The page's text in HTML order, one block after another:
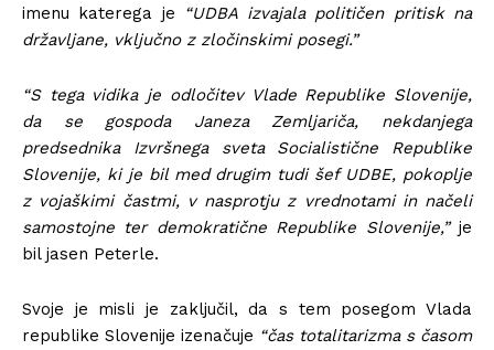
imenu katerega je “UDBA izvajala političen pritisk na
državljane, vključno z zločinskimi posegi.”
“S tega vidika je odločitev Vlade Republike Slovenije,
da se gospoda Janeza Zemljariča, nekdanjega
predsednika Izvršnega sveta Socialistične Republike
Slovenije, ki je bil med drugim tudi šef UDBE, pokoplje
z vojaškimi častmi, v nasprotju z vrednotami in načeli
samostojne ter demokratične Republike Slovenije,”je
bil jasen Peterle.
Svoje je misli je zaključil, da s tem posegom Vlada
republike Slovenije izenačuje “čas totalitarizma s časom